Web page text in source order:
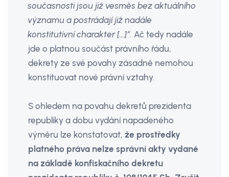
současnosti jsou již vesměs bez aktuálního
významu a postrádají již nadále
konstitutivní charakter […]“. Ač tedy nadále
jde o platnou součást právního řádu,
dekrety ze své povahy zásadně nemohou
konstituovat nové právní vztahy.
S ohledem na povahu dekretů prezidenta
republiky a dobu vydání napadeného
výměru lze konstatovat, že prostředky
platného práva nelze správní akty vydané
na základě konfiskačního dekretu